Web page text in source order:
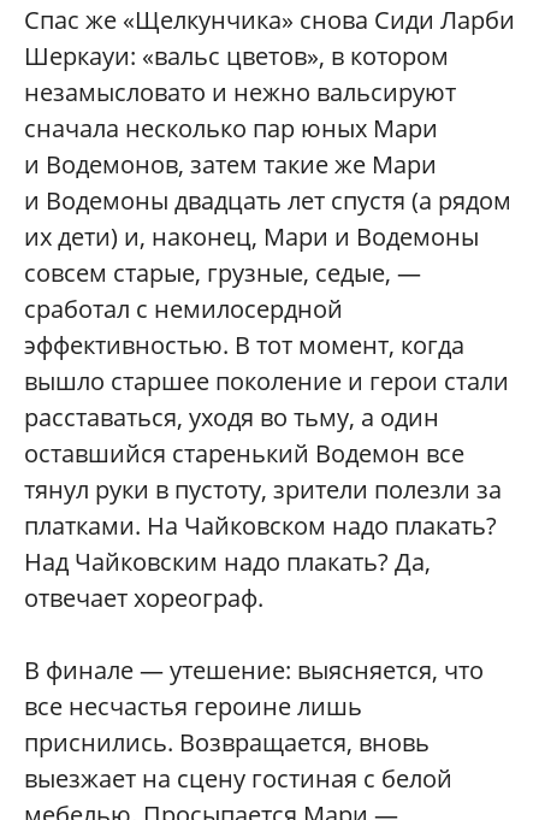
Спас же «Щелкунчика» снова Сиди Ларби
Шеркауи: «вальс цветов», в котором
незамысловато и нежно вальсируют
сначала несколько пар юных Мари
и Водемонов, затем такие же Мари
и Водемоны двадцать лет спустя (а рядом
их дети) и, наконец, Мари и Водемоны
совсем старые, грузные, седые, —
сработал с немилосердной
эффективностью. В тот момент, когда
вышло старшее поколение и герои стали
расставаться, уходя во тьму, а один
оставшийся старенький Водемон все
тянул руки в пустоту, зрители полезли за
платками. На Чайковском надо плакать?
Над Чайковским надо плакать? Да,
отвечает хореограф.
В финале — утешение: выясняется, что
все несчастья героине лишь
приснились. Возвращается, вновь
выезжает на сцену гостиная с белой